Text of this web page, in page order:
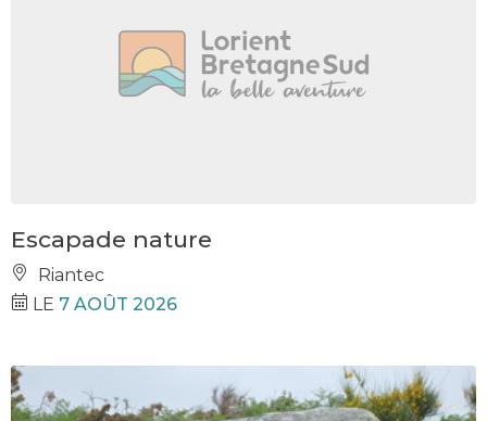
Escapade nature
Riantec
LE 7 AOÛT 2026